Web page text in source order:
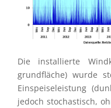
Die instal­lierte
grund­flä­che) wurde
Einspei­se­leis­tung
jedoch stochas­tisch,